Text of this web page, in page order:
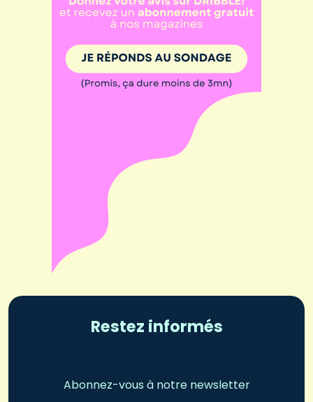
Restez informés
Abonnez-vous à notre newsletter